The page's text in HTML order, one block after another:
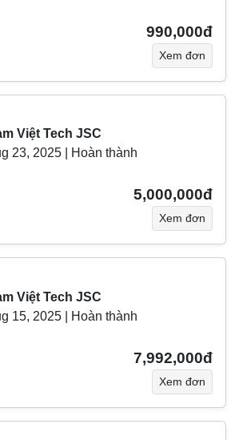
990,000đ
Xem đơn
Việt Tech JSC
23, 2025
Hoàn thành
5,000,000đ
Xem đơn
Việt Tech JSC
15, 2025
Hoàn thành
7,992,000đ
Xem đơn